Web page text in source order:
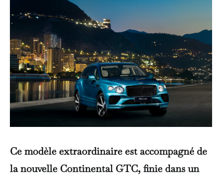
Ce modèle extraordinaire est accompagné de
la nouvelle Continental GTC, finie dans un